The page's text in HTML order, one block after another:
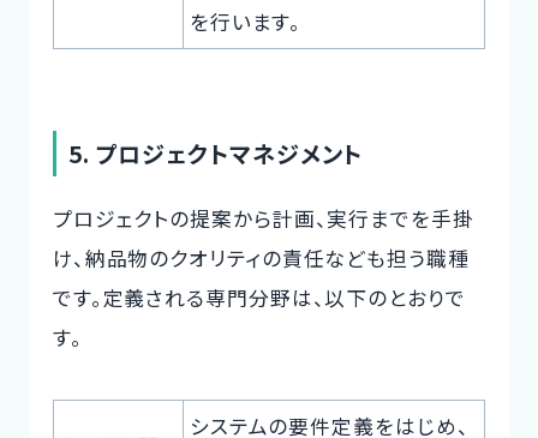
を行います。
5. プロジェクトマネジメント
プロジェクトの提案から計画、実行までを手掛
け、納品物のクオリティの責任なども担う職種
です。定義される専門分野は、以下のとおりで
す。
システムの要件定義をはじめ、